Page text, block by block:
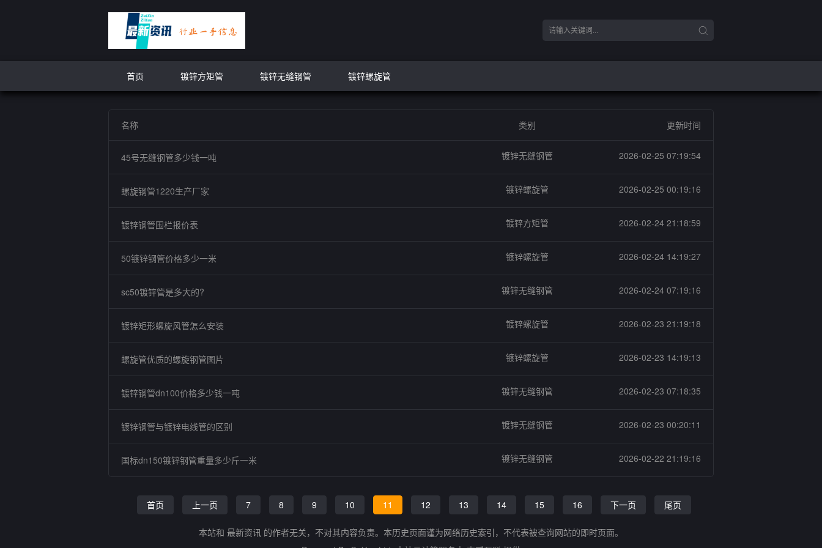
首页 镀锌方矩管 镀锌无缝钢管 镀锌螺旋管
名称 类别 更新时间
45号无缝钢管多少钱一吨 镀锌无缝钢管 2026-02-25 07:19:54
螺旋钢管1220生产厂家 镀锌螺旋管 2026-02-25 00:19:16
镀锌钢管围栏报价表 镀锌方矩管 2026-02-24 21:18:59
50镀锌钢管价格多少一米 镀锌螺旋管 2026-02-24 14:19:27
sc50镀锌管是多大的? 镀锌无缝钢管 2026-02-24 07:19:16
镀锌矩形螺旋风管怎么安装 镀锌螺旋管 2026-02-23 21:19:18
螺旋管优质的螺旋钢管图片 镀锌螺旋管 2026-02-23 14:19:13
镀锌钢管dn100价格多少钱一吨 镀锌无缝钢管 2026-02-23 07:18:35
镀锌钢管与镀锌电线管的区别 镀锌无缝钢管 2026-02-23 00:20:11
国标dn150镀锌钢管重量多少斤一米 镀锌无缝钢管 2026-02-22 21:19:16
首页 上一页 7 8 9 10 11 12 13 14 15 16 下一页 尾页
本站和 最新资讯 的作者无关，不对其内容负责。本历史页面谨为网络历史索引，不代表被查询网站的即时页面。